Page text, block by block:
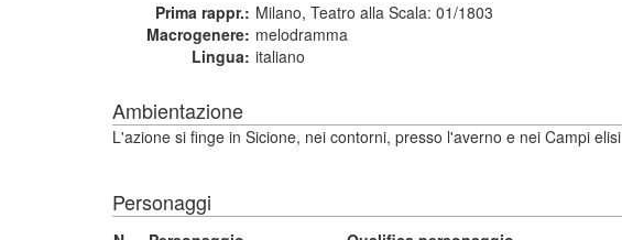
Prima rappr.: Milano, Teatro alla Scala: 01/1803
Macrogenere: melodramma
Lingua: italiano
Ambientazione
L'azione si finge in Sicione, nei contorni, presso l'averno e nei Campi elisi
Personaggi